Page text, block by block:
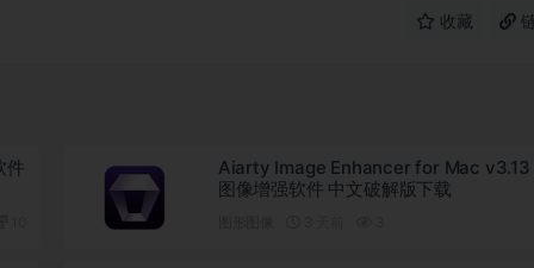
收藏
件
Aiarty Image Enhancer for Mac v3.13
图像增强软件 中文破解版下载